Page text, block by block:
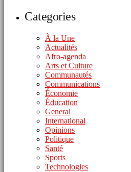
Categories
À la Une
Actualités
Afro-agenda
Arts et Culture
Communautés
Communications
Économie
Éducation
General
International
Opinions
Politique
Santé
Sports
Technologies